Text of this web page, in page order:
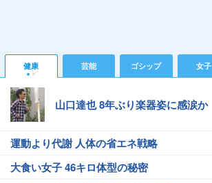
健康 芸能 ゴシップ 女子
山口達也 8年ぶり楽器姿に感涙か
運動より代謝 人体の省エネ戦略
大食い女子 46キロ体型の秘密